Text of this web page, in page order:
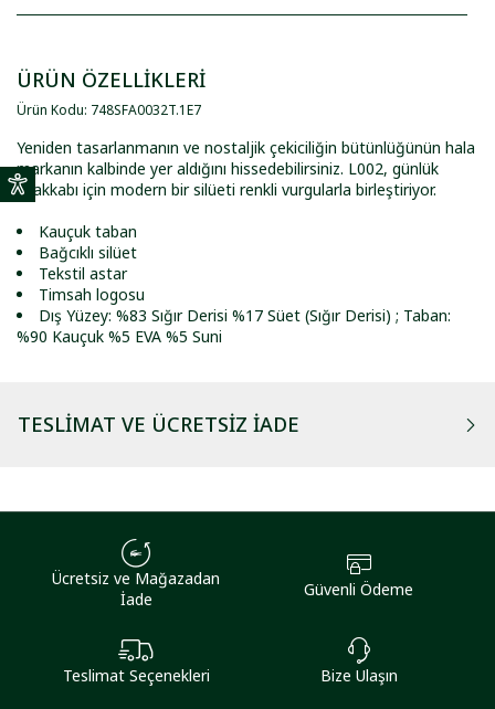
ÜRÜN ÖZELLİKLERİ
Ürün Kodu: 748SFA0032T.1E7
Yeniden tasarlanmanın ve nostaljik çekiciliğin bütünlüğünün hala
markanın kalbinde yer aldığını hissedebilirsiniz. L002, günlük
ayakkabı için modern bir silüeti renkli vurgularla birleştiriyor.
Kauçuk taban
Bağcıklı silüet
Tekstil astar
Timsah logosu
Dış Yüzey: %83 Sığır Derisi %17 Süet (Sığır Derisi) ; Taban:
%90 Kauçuk %5 EVA %5 Suni
TESLIMAT VE ÜCRETSIZ İADE
Ücretsiz ve Mağazadan
İade
Güvenli Ödeme
Teslimat Seçenekleri Bize Ulaşın